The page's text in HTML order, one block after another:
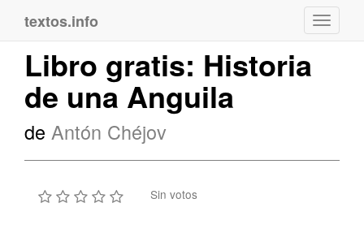
textos.info
Libro gratis: Historia
de una Anguila
de Antón Chéjov
Sin votos